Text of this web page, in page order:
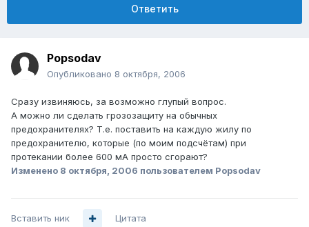
Ответить
Popsodav
Опубликовано 8 октября, 2006
Сразу извиняюсь, за возможно глупый вопрос.
А можно ли сделать грозозащиту на обычных
предохранителях? Т.е. поставить на каждую жилу по
предохранителю, которые (по моим подсчётам) при
протекании более 600 мА просто сгорают?
Изменено 8 октября, 2006 пользователем Popsodav
Вставить ник Цитата